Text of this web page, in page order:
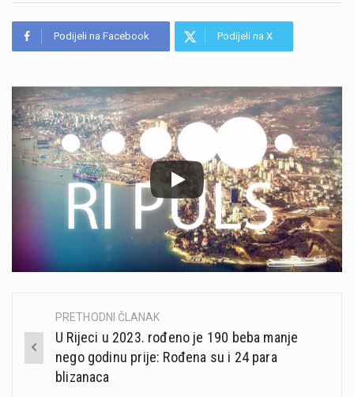
Podijeli na Facebook Podijeli na X
Post
navigation
PRETHODNI ČLANAK
U Rijeci u 2023. rođeno je 190 beba manje
nego godinu prije: Rođena su i 24 para
blizanaca